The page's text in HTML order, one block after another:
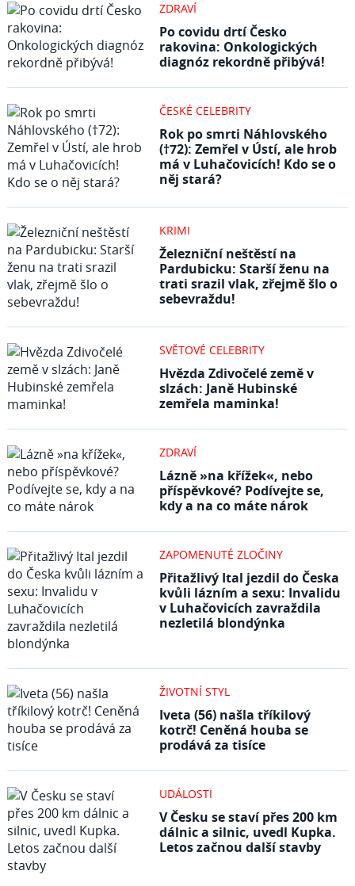
ZDRAVÍ
Po covidu drtí Česko
rakovina: Onkologických
diagnóz rekordně přibývá!
ČESKÉ CELEBRITY
Rok po smrti Náhlovského
(†72): Zemřel v Ústí, ale hrob
má v Luhačovicích! Kdo se o
něj stará?
KRIMI
Železniční neštěstí na
Pardubicku: Starší ženu na
trati srazil vlak, zřejmě šlo o
sebevraždu!
SVĚTOVÉ CELEBRITY
Hvězda Zdivočelé země v
slzách: Janě Hubinské
zemřela maminka!
ZDRAVÍ
Lázně »na křížek«, nebo
příspěvkové? Podívejte se,
kdy a na co máte nárok
ZAPOMENUTÉ ZLOČINY
Přitažlivý Ital jezdil do Česka
kvůli lázním a sexu: Invalidu
v Luhačovicích zavraždila
nezletilá blondýnka
ŽIVOTNÍ STYL
Iveta (56) našla tříkilový
kotrč! Ceněná houba se
prodává za tisíce
UDÁLOSTI
V Česku se staví přes 200 km
dálnic a silnic, uvedl Kupka.
Letos začnou další stavby